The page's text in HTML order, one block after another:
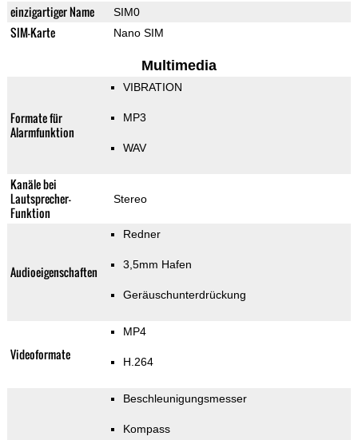
einzigartiger Name SIM0
SIM-Karte Nano SIM
Multimedia
Formate für
Alarmfunktion
VIBRATION
MP3
WAV
Kanäle bei
Lautsprecher-
Funktion
Stereo
Audioeigenschaften
Redner
3,5mm Hafen
Geräuschunterdrückung
Videoformate
MP4
H.264
Beschleunigungsmesser
Kompass